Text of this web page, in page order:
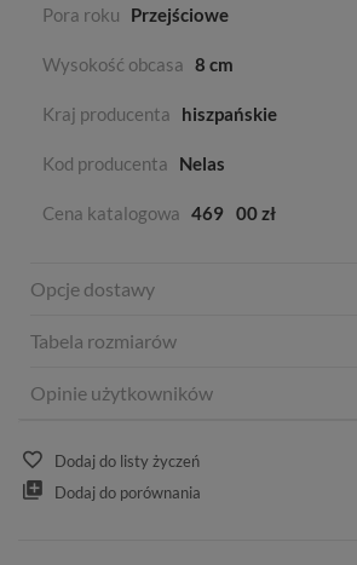
Pora roku Przejściowe
Wysokość obcasa 8 cm
Kraj producenta hiszpańskie
Kod producenta Nelas
Cena katalogowa 469 00 zł
Opcje dostawy
Tabela rozmiarów
Opinie użytkowników
Dodaj do listy życzeń
Dodaj do porównania